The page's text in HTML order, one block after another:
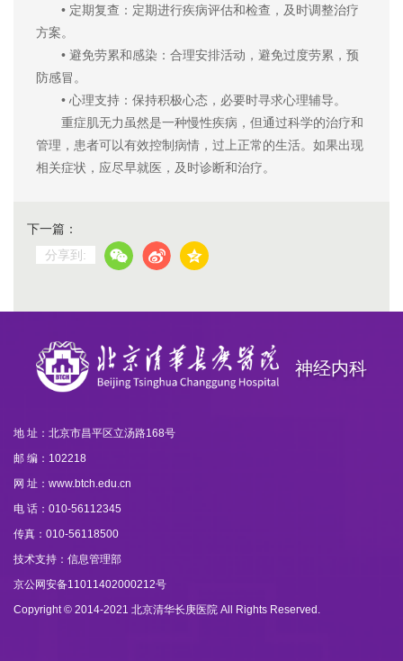
• 定期复查：定期进行疾病评估和检查，及时调整治疗
方案。
• 避免劳累和感染：合理安排活动，避免过度劳累，预
防感冒。
• 心理支持：保持积极心态，必要时寻求心理辅导。
重症肌无力虽然是一种慢性疾病，但通过科学的治疗和
管理，患者可以有效控制病情，过上正常的生活。如果出现
相关症状，应尽早就医，及时诊断和治疗。
下一篇：
分享到:
神经内科
地 址：北京市昌平区立汤路168号
邮 编：102218
网 址：www.btch.edu.cn
电 话：010-56112345
传真：010-56118500
技术支持：信息管理部
京公网安备11011402000212号
Copyright © 2014-2021 北京清华长庚医院 All Rights Reserved.